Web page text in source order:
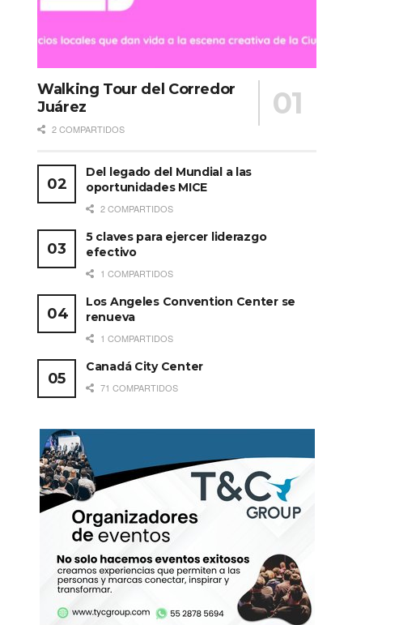
Walking Tour del Corredor
Juárez
2 COMPARTIDOS
Del legado del Mundial a las
oportunidades MICE
2 COMPARTIDOS
5 claves para ejercer liderazgo
efectivo
1 COMPARTIDOS
Los Angeles Convention Center se
renueva
1 COMPARTIDOS
Canadá City Center
71 COMPARTIDOS